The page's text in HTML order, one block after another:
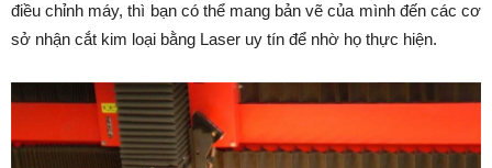
điều chỉnh máy, thì bạn có thể mang bản vẽ của mình đến các cơ
sở nhận cắt kim loại bằng Laser uy tín để nhờ họ thực hiện.